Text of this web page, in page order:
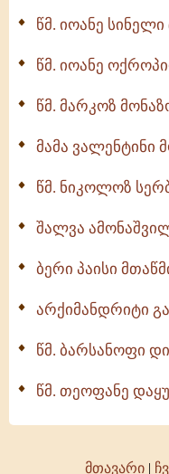
წმ. იოანე
წმ. იოანე
წმ. მარკოზ
მამა ვალენტინი
წმ. ნიკოლოზ
შალვა
ბერი პაისი
არქიმანდრიტი
წმ. ბარსანოფი
წმ. თეოფანე
მთავარი|